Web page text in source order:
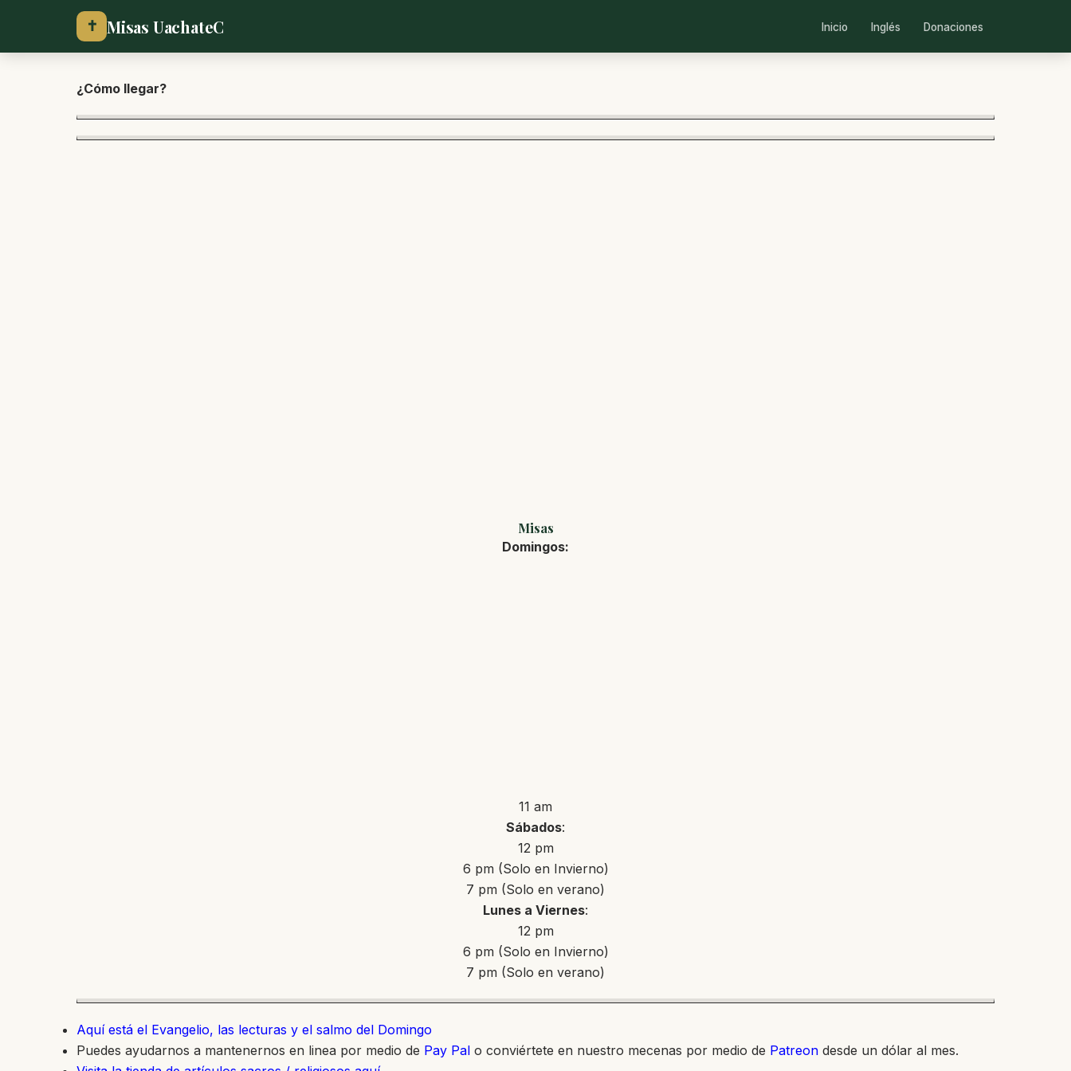
✝ Misas UachateC Inicio Inglés Donaciones
¿Cómo llegar?
Misas
Domingos:
11 am
Sábados:
12 pm
6 pm (Solo en Invierno)
7 pm (Solo en verano)
Lunes a Viernes:
12 pm
6 pm (Solo en Invierno)
7 pm (Solo en verano)
Aquí está el Evangelio, las lecturas y el salmo del Domingo
Puedes ayudarnos a mantenernos en linea por medio de Pay Pal o conviértete en nuestro mecenas por medio de Patreon desde un dólar al mes.